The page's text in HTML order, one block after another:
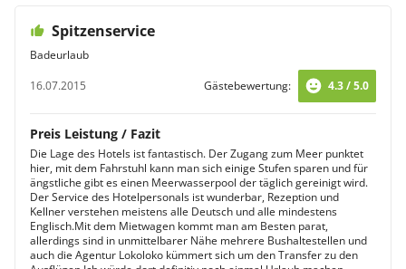
Spitzenservice
Badeurlaub
16.07.2015
Gästebewertung: 4.3 / 5.0
Preis Leistung / Fazit
Die Lage des Hotels ist fantastisch. Der Zugang zum Meer punktet
hier, mit dem Fahrstuhl kann man sich einige Stufen sparen und für
ängstliche gibt es einen Meerwasserpool der täglich gereinigt wird.
Der Service des Hotelpersonals ist wunderbar, Rezeption und
Kellner verstehen meistens alle Deutsch und alle mindestens
Englisch.Mit dem Mietwagen kommt man am Besten parat,
allerdings sind in unmittelbarer Nähe mehrere Bushaltestellen und
auch die Agentur Lokoloko kümmert sich um den Transfer zu den